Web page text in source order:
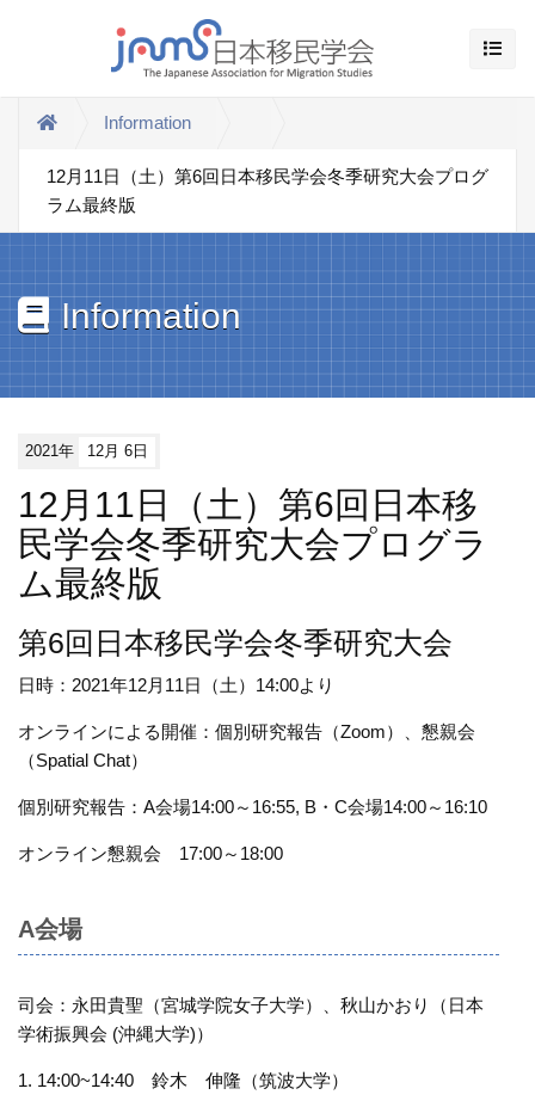
Information
12月11日（土）第6回日本移民学会冬季研究大会プログ
ラム最終版
Information
2021年 12月 6日
12月11日（土）第6回日本移
民学会冬季研究大会プログラ
ム最終版
第6回日本移民学会冬季研究大会
日時：2021年12月11日（土）14:00より
オンラインによる開催：個別研究報告（Zoom）、懇親会
（Spatial Chat）
個別研究報告：A会場14:00～16:55, B・C会場14:00～16:10
オンライン懇親会 17:00～18:00
A会場
司会：永田貴聖（宮城学院女子大学）、秋山かおり（日本
学術振興会 (沖縄大学)）
1. 14:00~14:40 鈴木 伸隆（筑波大学）